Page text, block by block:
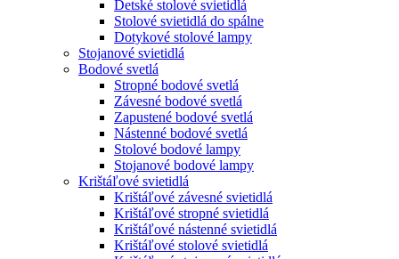
Detské stolové svietidlá
Stolové svietidlá do spálne
Dotykové stolové lampy
Stojanové svietidlá
Bodové svetlá
Stropné bodové svetlá
Závesné bodové svetlá
Zapustené bodové svetlá
Nástenné bodové svetlá
Stolové bodové lampy
Stojanové bodové lampy
Krištáľové svietidlá
Krištáľové závesné svietidlá
Krištáľové stropné svietidlá
Krištáľové nástenné svietidlá
Krištáľové stolové svietidlá